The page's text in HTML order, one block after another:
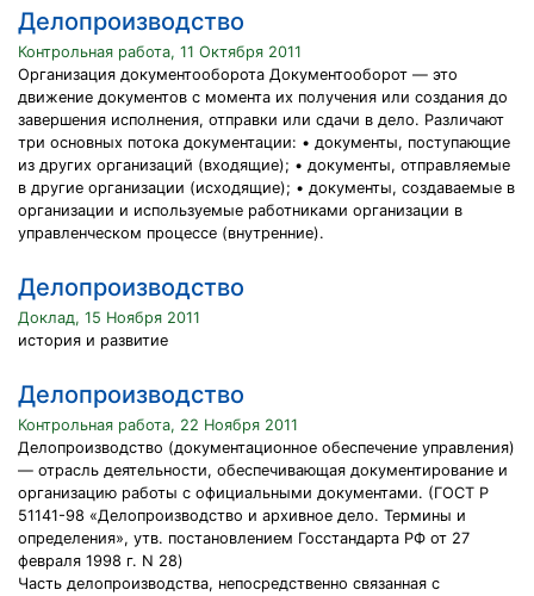
Делопроизводство
Контрольная работа, 11 Октября 2011
Организация документооборота Документооборот — это
движение документов с момента их получения или создания до
завершения исполнения, отправки или сдачи в дело. Различают
три основных потока документации: • документы, поступающие
из других организаций (входящие); • документы, отправляемые
в другие организации (исходящие); • документы, создаваемые в
организации и используемые работниками организации в
управленческом процессе (внутренние).
Делопроизводство
Доклад, 15 Ноября 2011
история и развитие
Делопроизводство
Контрольная работа, 22 Ноября 2011
Делопроизводство (документационное обеспечение управления)
— отрасль деятельности, обеспечивающая документирование и
организацию работы с официальными документами. (ГОСТ Р
51141-98 «Делопроизводство и архивное дело. Термины и
определения», утв. постановлением Госстандарта РФ от 27
февраля 1998 г. N 28)
Часть делопроизводства, непосредственно связанная с